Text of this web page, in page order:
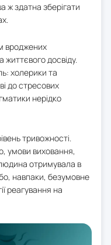
ж здатна зберігати
вроджених
досвіду.
холерики та
до стресових
нерідко
тривожності.
умови виховання,
отримувала в
навпаки, безумовне
реагування на